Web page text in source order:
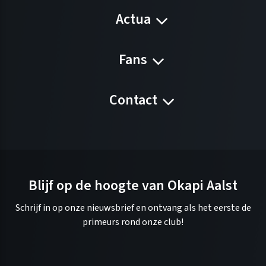
Actua
Fans
Contact
Blijf op de hoogte van Okapi Aalst
Schrijf in op onze nieuwsbrief en ontvang als het eerste de
primeurs rond onze club!